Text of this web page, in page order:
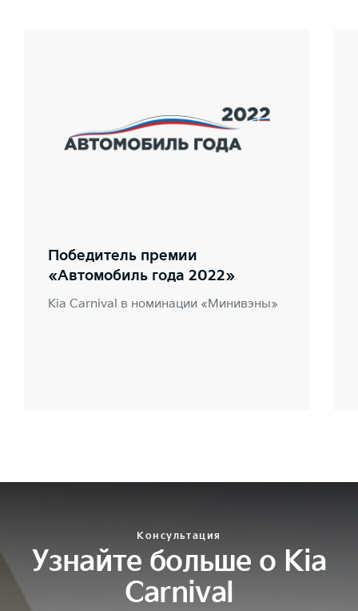
Победитель премии
«Автомобиль года 2022»
Kia Carnival в номинации «Минивэны»
Консультация
Узнайте больше о Kia
Carnival